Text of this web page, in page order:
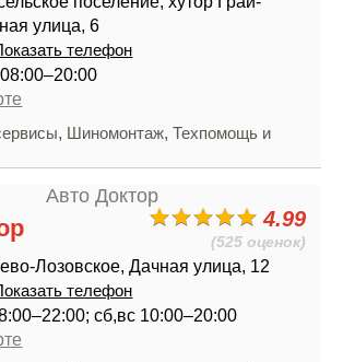
улица, 6
телефон
, Шиномонтаж,Техпомощь и
4.99
(525 оценок)
Лозовское, Дачная улица, 12
телефон
сб,вс 10:00–20:00